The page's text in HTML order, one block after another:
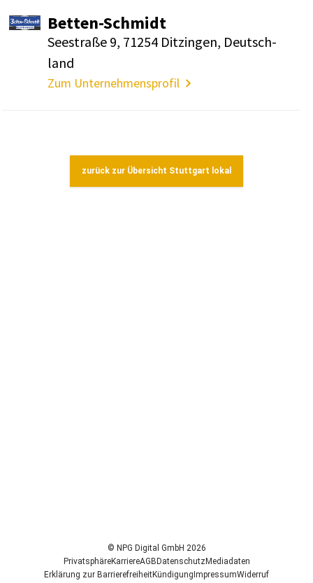
Betten-Schmidt
Seestraße 9, 71254 Ditzingen, Deutsch­
land
Zum Unternehmensprofil
zurück zur Übersicht Stuttgart lokal
© NPG Digital GmbH 2026
PrivatsphäreKarriereAGBDatenschutzMediadaten
Erklärung zur BarrierefreiheitKündigungImpressumWiderruf